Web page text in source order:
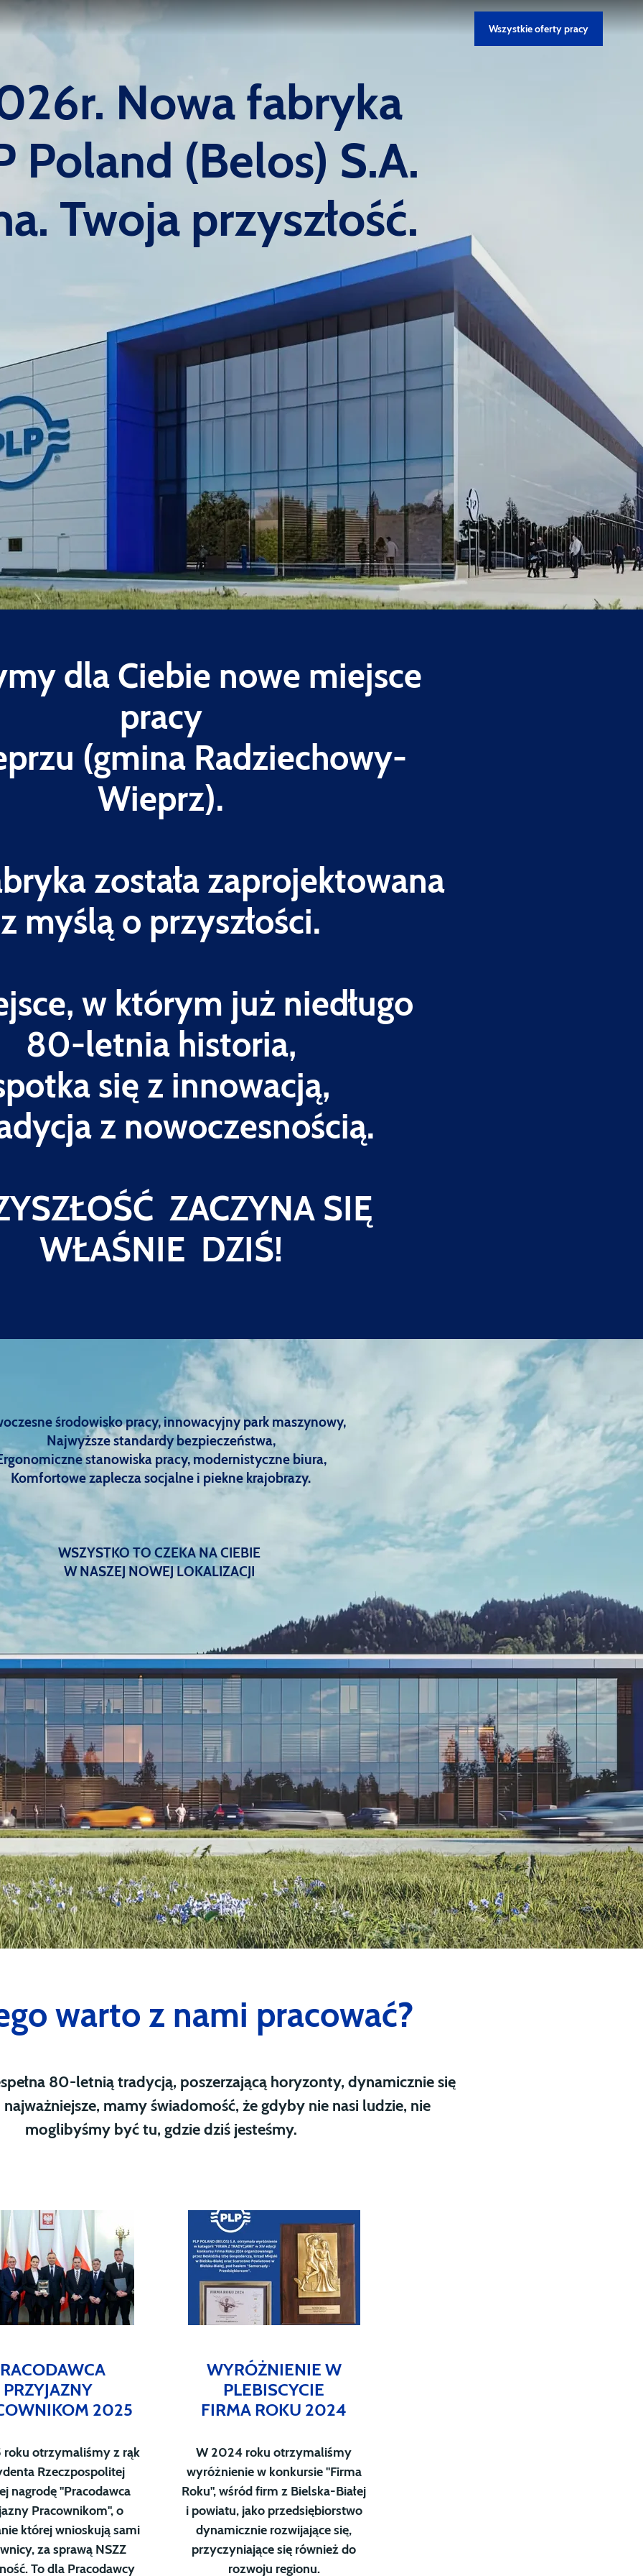
Wszystkie oferty pracy
fabryka
(Belos) S.A.
Twoja przyszłość.
dla Ciebie nowe miejsce
pracy
(gmina Radziechowy-
Wieprz).
została zaprojektowana
z myślą o przyszłości.
w którym już niedługo
80-letnia historia,
się z innowacją,
z nowoczesnością.
ZACZYNA SIĘ
WŁAŚNIE DZIŚ!
środowisko pracy, innowacyjny park maszynowy,
Najwyższe standardy bezpieczeństwa,
stanowiska pracy, modernistyczne biura,
Komfortowe zaplecza socjalne i piekne krajobrazy.
WSZYSTKO TO CZEKA NA CIEBIE
W NASZEJ NOWEJ LOKALIZACJI
warto z nami pracować?
80-letnią tradycją, poszerzającą horyzonty, dynamicznie się
mamy świadomość, że gdyby nie nasi ludzie, nie
moglibyśmy być tu, gdzie dziś jesteśmy.
PRZYJAZNY
2025
roku otrzymaliśmy z rąk
Rzeczpospolitej
nagrodę "Pracodawca
Pracownikom", o
której wnioskują sami
za sprawą NSZZ
To dla Pracodawcy
WYRÓŻNIENIE W
PLEBISCYCIE
FIRMA ROKU 2024
W 2024 roku otrzymaliśmy
wyróżnienie w konkursie "Firma
Roku", wśród firm z Bielska-Białej
i powiatu, jako przedsiębiorstwo
dynamicznie rozwijające się,
przyczyniające się również do
rozwoju regionu.